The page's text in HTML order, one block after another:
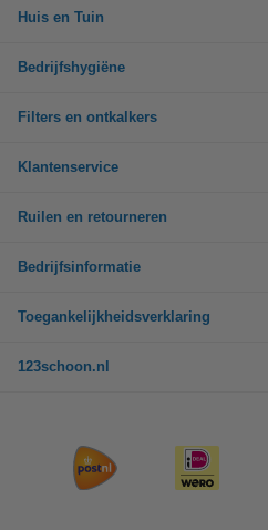
Huis en Tuin
Bedrijfshygiëne
Filters en ontkalkers
Klantenservice
Ruilen en retourneren
Bedrijfsinformatie
Toegankelijkheidsverklaring
123schoon.nl